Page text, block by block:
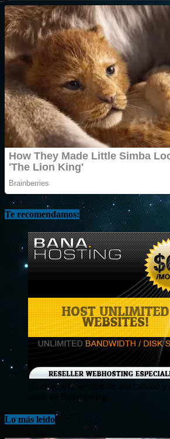
Te recomendamos:
¡Consigue tu hosting de alta calidad y
costo en Banahosting!
Lo más leído